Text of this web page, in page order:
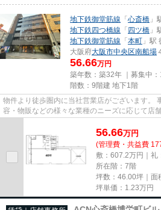
地下鉄御堂筋線 「心斎橋 」
地下鉄四つ橋線 「四ツ橋 」
地下鉄御堂筋線 「本町 」駅
大阪府大阪市中央区南船場
56.66万円
築年数：築32年 ｜募集中：
階数：9階建 地下1階
物件より徒歩圏内に当社営業店がございます。
容・物販などの様々な業種のニーズに応じて店
尚、弊社ではおとり広告は一切...
56.66万円
(管理費・共益費
敷：607.2万円｜礼
所在階：7階
坪数：46.00坪｜面
坪単価： 1.23万円